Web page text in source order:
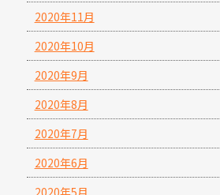
2020年11月
2020年10月
2020年9月
2020年8月
2020年7月
2020年6月